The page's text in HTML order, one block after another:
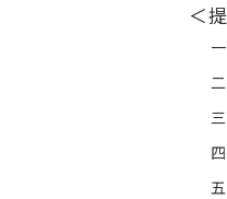
＜